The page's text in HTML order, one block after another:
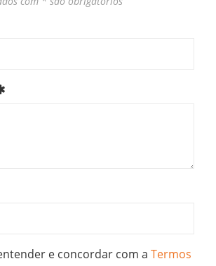
e concordar com aTermos